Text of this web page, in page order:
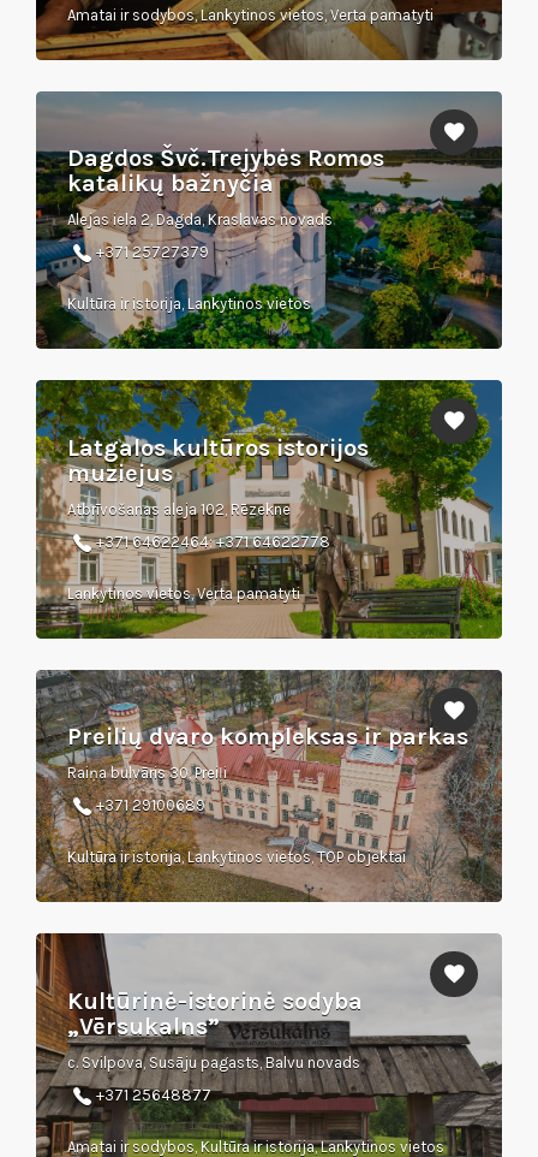
Amatai ir sodybos, Lankytinos vietos, Verta pamatyti
Dagdos Švč.Trejybės Romos
katalikų bažnyčia
Alejas iela 2, Dagda, Kraslavas novads
+371 25727379
Kultūra ir istorija, Lankytinos vietos
Latgalos kultūros istorijos
muziejus
Atbrīvošanas aleja 102, Rēzekne
+371 64622464; +371 64622778
Lankytinos vietos, Verta pamatyti
Preilių dvaro kompleksas ir parkas
Raiņa bulvāris 30, Preiļi
+371 29100689
Kultūra ir istorija, Lankytinos vietos, TOP objektai
Kultūrinė-istorinė sodyba
„Vērsukalns”
c. Svilpova, Susāju pagasts, Balvu novads
+371 25648877
Amatai ir sodybos, Kultūra ir istorija, Lankytinos vietos